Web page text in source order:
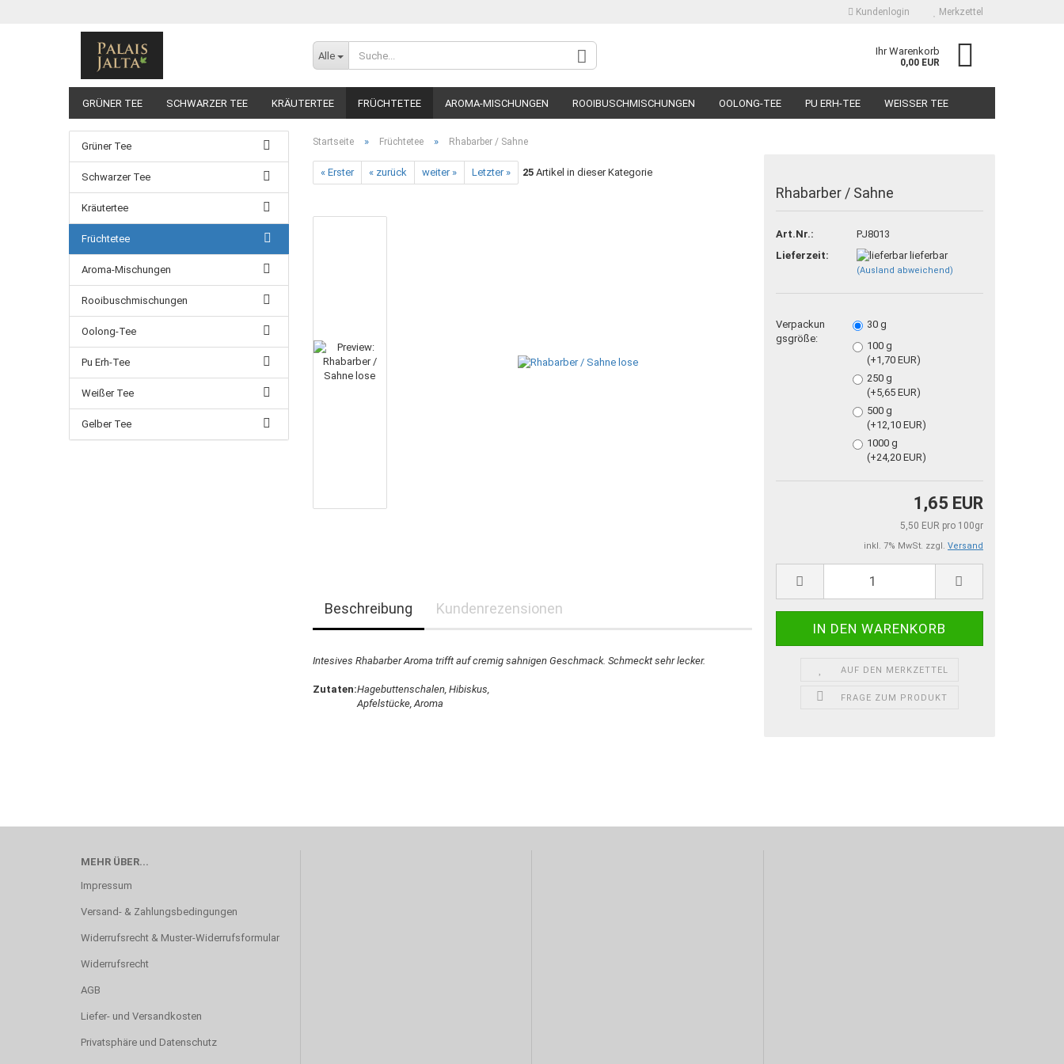
Kundenlogin
Passwort vergessen?
Merkzettel
Alle Ihr Warenkorb
0,00 EUR
GRÜNER TEE SCHWARZER TEE KRÄUTERTEE FRÜCHTETEE AROMA-MISCHUNGEN ROOIBUSCHMISCHUNGEN OOLONG-TEE PU ERH-TEE WEISSER TEE
GELBER TEE
Startseite » Früchtetee » Rhabarber / Sahne
« Erster « zurück weiter » Letzter » 25Artikel in dieser Kategorie
Rhabarber / Sahne
Art.Nr.:
PJ8013
Lieferzeit:
lieferbar
(Ausland abweichend)
Verpackun
gsgröße:
30 g
100 g
(+1,70 EUR)
250 g
(+5,65 EUR)
500 g
(+12,10 EUR)
1000 g
(+24,20 EUR)
1,65 EUR
5,50 EUR pro 100gr
inkl. 7% MwSt. zzgl. Versand
AUF DEN MERKZETTEL
FRAGE ZUM PRODUKT
Beschreibung Kundenrezensionen
Intesives Rhabarber Aroma trifft auf cremig sahnigen Geschmack. Schmeckt sehr lecker.
Zutaten:Hagebuttenschalen, Hibiskus,
Apfelstücke, Aroma
Grüner Tee
Schwarzer Tee
Kräutertee
Früchtetee
Aroma-Mischungen
Rooibuschmischungen
Oolong-Tee
Pu Erh-Tee
Weißer Tee
Gelber Tee
MEHR ÜBER...
Impressum
Versand- & Zahlungsbedingungen
Widerrufsrecht & Muster-Widerrufsformular
Widerrufsrecht
AGB
Liefer- und Versandkosten
Privatsphäre und Datenschutz